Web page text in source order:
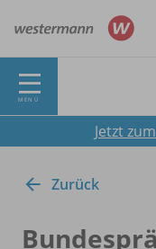
MENÜ
Jetzt
Zurück